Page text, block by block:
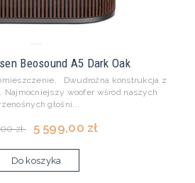
Beosound A5 Dark Oak
Dwudrożna konstrukcja z
Najmocniejszy woofer wśród naszych
głośni...
zł 5 599,00 zł
Do koszyka